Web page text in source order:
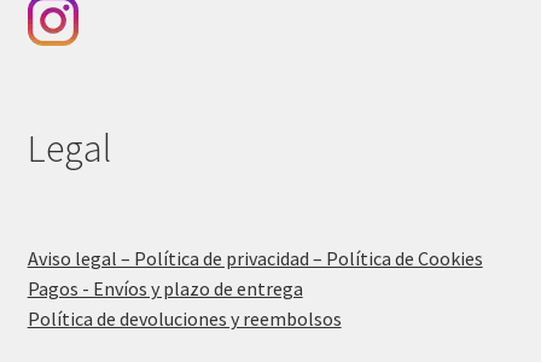
Legal
Aviso legal – Política de privacidad – Política de Cookies
Pagos - Envíos y plazo de entrega
Política de devoluciones y reembolsos